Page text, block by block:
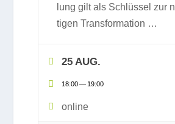
lung gilt als Schlüs­sel zur
ti­gen Trans­for­ma­tion …
25 AUG.
18:00— 19:00
online